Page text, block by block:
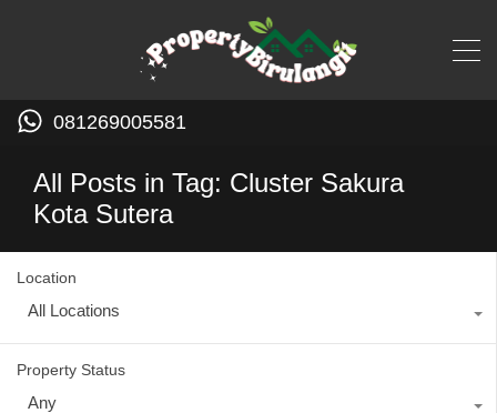
081269005581
All Posts in Tag: Cluster Sakura
Kota Sutera
Location
All Locations
Property Status
Any